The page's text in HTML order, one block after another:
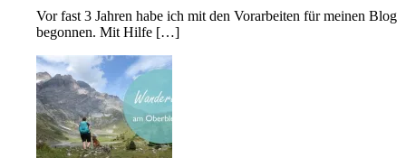
Vor fast 3 Jahren habe ich mit den Vorarbeiten für meinen Blog
begonnen. Mit Hilfe […]